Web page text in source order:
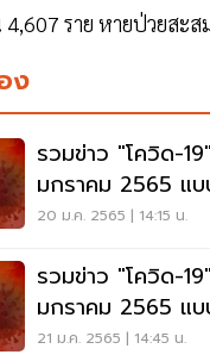
ราย หายป่วยสะ
ง
รวมข่าว "โควิด-
มกราคม 2565 แ
20 ม.ค. 2565 | 14:15 น.
รวมข่าว "โควิด-
มกราคม 2565 แ
21 ม.ค. 2565 | 14:45 น.